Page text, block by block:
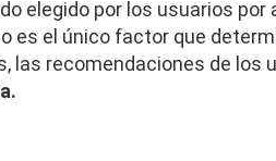
elegido por los usuarios
es el único factor que
las recomendaciones de